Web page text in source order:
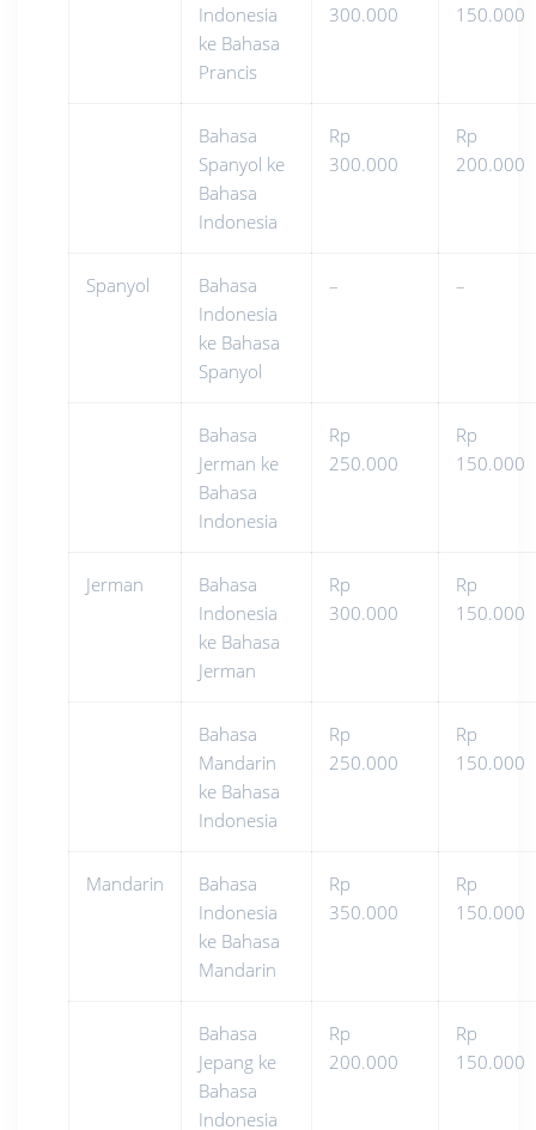
Indonesia
ke Bahasa
Prancis
300.000
150.000
Bahasa
Spanyol ke
Bahasa
Indonesia
Rp
300.000
Rp
200.000
Spanyol
Bahasa
Indonesia
ke Bahasa
Spanyol
– –
Bahasa
Jerman ke
Bahasa
Indonesia
Rp
250.000
Rp
150.000
Jerman
Bahasa
Indonesia
ke Bahasa
Jerman
Rp
300.000
Rp
150.000
Bahasa
Mandarin
ke Bahasa
Indonesia
Rp
250.000
Rp
150.000
Mandarin
Bahasa
Indonesia
ke Bahasa
Mandarin
Rp
350.000
Rp
150.000
Bahasa
Jepang ke
Bahasa
Indonesia
Rp
200.000
Rp
150.000